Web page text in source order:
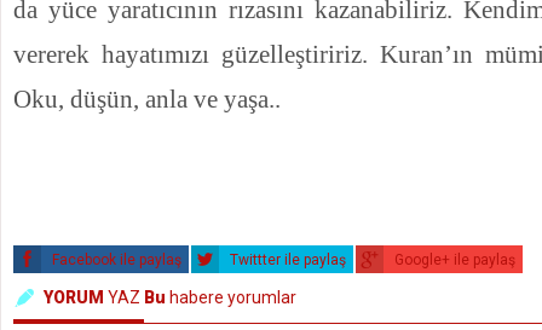
da yüce yaratıcının rızasını kazanabiliriz.
vererek hayatımızı güzelleştiririz. Kuran’ın
Oku, düşün, anla ve yaşa..
Facebook ile paylaş Twittter ile paylaş Google+ ile paylaş
YORUM YAZ Bu habere yorumlar